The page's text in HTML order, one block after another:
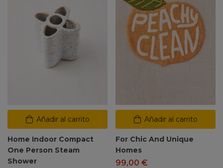
Añadir al carrito
Home Indoor Compact
One Person Steam
Shower
Añadir al carrito
For Chic And Unique
Homes
99,00 €